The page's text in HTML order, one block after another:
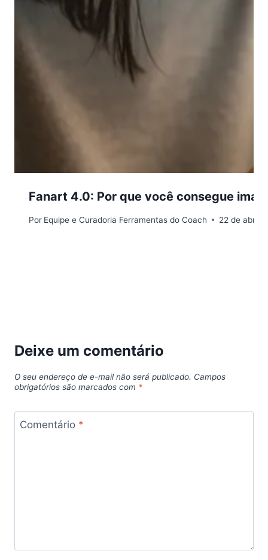
Fanart 4.0: Por que você consegue
Por Equipe e Curadoria Ferramentas do Coach 22 de abril
Deixe um comentário
O seu endereço de e-mail não será publicado. Campos
obrigatórios são marcados com *
Comentário *